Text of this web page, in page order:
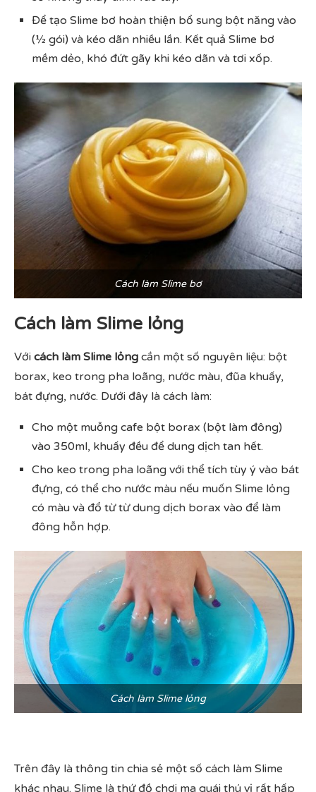
Để tạo Slime bơ hoàn thiện bổ sung bột năng vào
(½ gói) và kéo dãn nhiều lần. Kết quả Slime bơ
mềm dẻo, khó đứt gãy khi kéo dãn và tơi xốp.
Cách làm Slime bơ
Cách làm Slime lỏng
Với cách làm Slime lỏng cần một số nguyên liệu: bột
borax, keo trong pha loãng, nước màu, đũa khuấy,
bát đựng, nước. Dưới đây là cách làm:
Cho một muỗng cafe bột borax (bột làm đông)
vào 350ml, khuấy đều để dung dịch tan hết.
Cho keo trong pha loãng với thể tích tùy ý vào bát
đựng, có thể cho nước màu nếu muốn Slime lỏng
có màu và đổ từ từ dung dịch borax vào để làm
đông hỗn hợp.
Cách làm Slime lỏng
Trên đây là thông tin chia sẻ một số cách làm Slime
khác nhau. Slime là thứ đồ chơi ma quái thú vị rất hấp